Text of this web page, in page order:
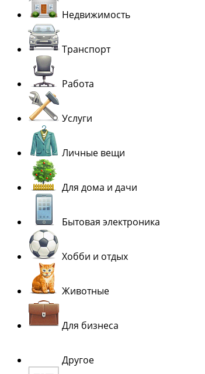
Недвижимость
Транспорт
Работа
Услуги
Личные вещи
Для дома и дачи
Бытовая электроника
Хобби и отдых
Животные
Для бизнеса
Другое